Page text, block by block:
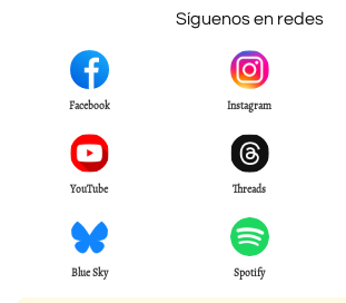
Síguenos en redes
Facebook Instagram
YouTube Threads
Blue Sky Spotify